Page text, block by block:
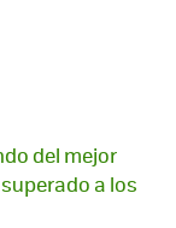
del mejor
a los